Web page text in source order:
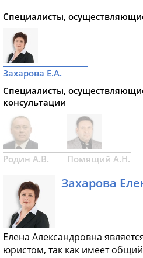
Специалисты,
Захарова Е.А.
Специалисты,
консультации
Родин А.В. Помящий А.Н.
Захарова
Елена Александровна
юристом, так как имеет